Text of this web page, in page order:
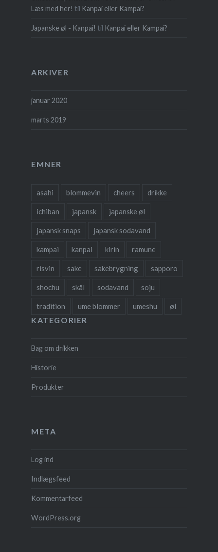
Læs med her! til Kanpai eller Kampai?
Japanske øl - Kanpai! til Kanpai eller Kampai?
ARKIVER
januar 2020
marts 2019
EMNER
asahi blommevin cheers drikke
ichiban japansk japanske øl
japansk snaps japansk sodavand
kampai kanpai kirin ramune
risvin sake sakebrygning sapporo
shochu skål sodavand soju
tradition ume blommer umeshu øl
KATEGORIER
Bag om drikken
Historie
Produkter
META
Log ind
Indlægsfeed
Kommentarfeed
WordPress.org